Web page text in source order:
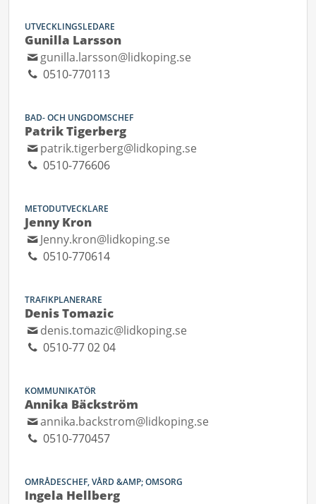
UTVECKLINGSLEDARE
Gunilla Larsson
gunilla.larsson@lidkoping.se
0510-770113
BAD- OCH UNGDOMSCHEF
Patrik Tigerberg
patrik.tigerberg@lidkoping.se
0510-776606
METODUTVECKLARE
Jenny Kron
Jenny.kron@lidkoping.se
0510-770614
TRAFIKPLANERARE
Denis Tomazic
denis.tomazic@lidkoping.se
0510-77 02 04
KOMMUNIKATÖR
Annika Bäckström
annika.backstrom@lidkoping.se
0510-770457
OMRÅDESCHEF, VÅRD &AMP; OMSORG
Ingela Hellberg